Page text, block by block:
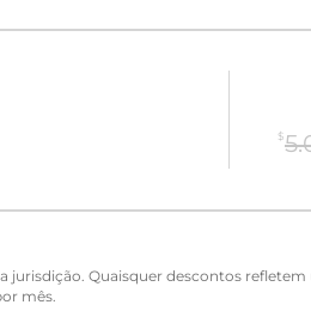
$
jurisdição. Quaisquer descontos
mês.